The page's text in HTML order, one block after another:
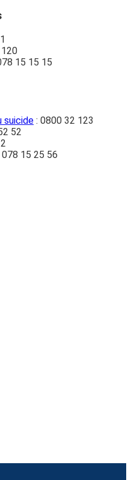
15 15 15
suicide : 0800 32 123
52
078 15 25 56